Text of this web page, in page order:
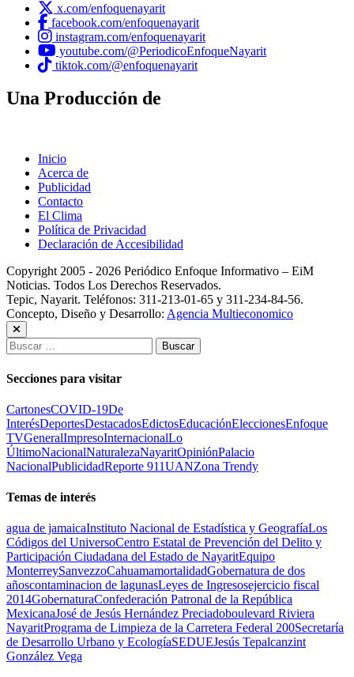
x.com/enfoquenayarit
facebook.com/enfoquenayarit
instagram.com/enfoquenayarit
youtube.com/@PeriodicoEnfoqueNayarit
tiktok.com/@enfoquenayarit
Una Producción de
Inicio
Acerca de
Publicidad
Contacto
El Clima
Política de Privacidad
Declaración de Accesibilidad
Copyright 2005 - 2026 Periódico Enfoque Informativo – EiM
Noticias. Todos Los Derechos Reservados.
Tepic, Nayarit. Teléfonos: 311-213-01-65 y 311-234-84-56.
Concepto, Diseño y Desarrollo: Agencia Multieconomico
Buscar:
Secciones para visitar
CartonesCOVID-19De
InterésDeportesDestacadosEdictosEducaciónEleccionesEnfoque
TVGeneralImpresoInternacionalLo
ÚltimoNacionalNaturalezaNayaritOpiniónPalacio
NacionalPublicidadReporte 911UANZona Trendy
Temas de interés
agua de jamaicaInstituto Nacional de Estadística y GeografíaLos
Códigos del UniversoCentro Estatal de Prevención del Delito y
Participación Ciudadana del Estado de NayaritEquipo
MonterreySanvezzoCahuamamortalidadGobernatura de dos
añoscontaminacion de lagunasLeyes de Ingresosejercicio fiscal
2014GobernaturaConfederación Patronal de la República
MexicanaJosé de Jesús Hernández Preciadoboulevard Riviera
NayaritPrograma de Limpieza de la Carretera Federal 200Secretaría
de Desarrollo Urbano y EcologíaSEDUEJesús Tepalcanzint
González Vega